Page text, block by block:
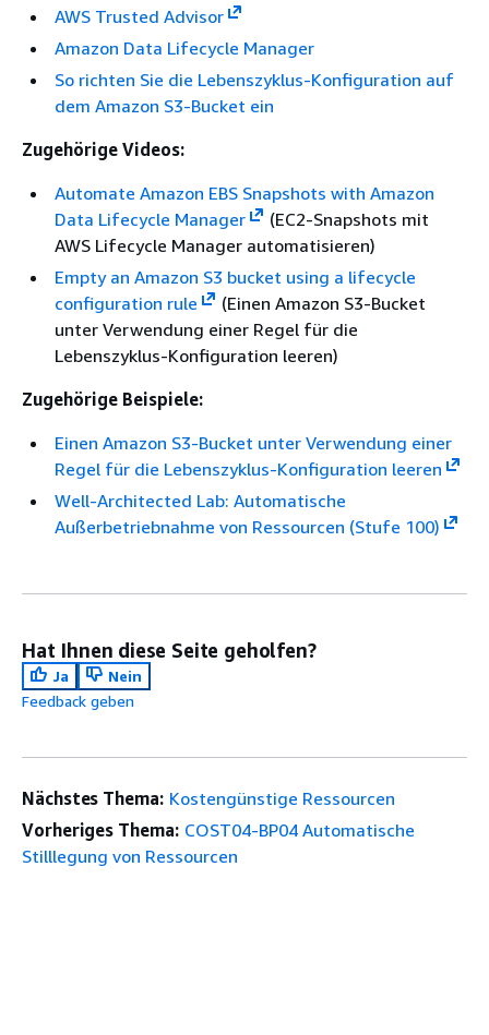
AWS Trusted Advisor
Amazon Data Lifecycle Manager
So richten Sie die Lebenszyklus-Konfiguration auf
dem Amazon S3-Bucket ein
Zugehörige Videos:
Automate Amazon EBS Snapshots with Amazon
Data Lifecycle Manager
(EC2-Snapshots mit
AWS Lifecycle Manager automatisieren)
Empty an Amazon S3 bucket using a lifecycle
configuration rule
(Einen Amazon S3-Bucket
unter Verwendung einer Regel für die
Lebenszyklus-Konfiguration leeren)
Zugehörige Beispiele:
Einen Amazon S3-Bucket unter Verwendung einer
Regel für die Lebenszyklus-Konfiguration leeren
Well-Architected Lab: Automatische
Außerbetriebnahme von Ressourcen (Stufe 100)
Hat Ihnen diese Seite geholfen?
Ja
Nein
Feedback geben
Nächstes Thema: Kostengünstige Ressourcen
Vorheriges Thema: COST04-BP04 Automatische
Stilllegung von Ressourcen